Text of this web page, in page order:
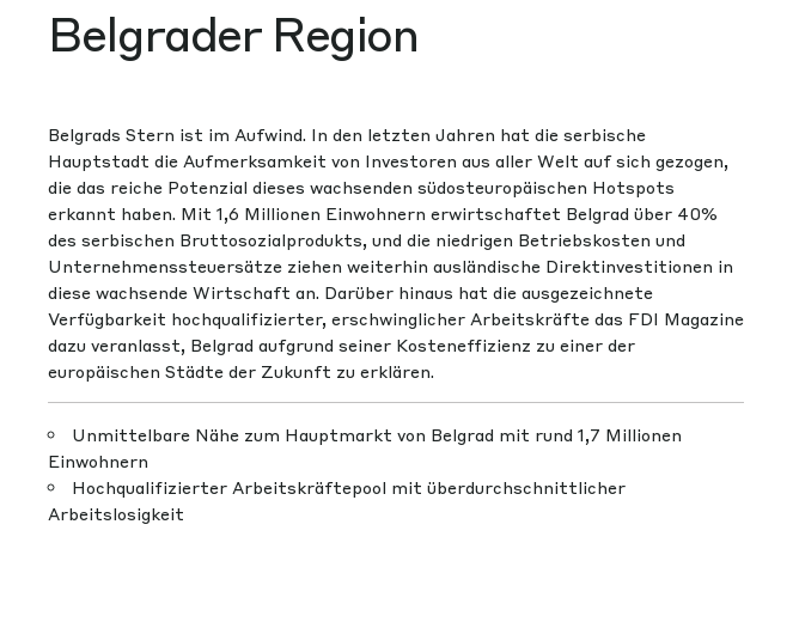
Belgrader Region
Belgrads Stern ist im Aufwind. In den letzten Jahren hat die serbische
Hauptstadt die Aufmerksamkeit von Investoren aus aller Welt auf sich gezogen,
die das reiche Potenzial dieses wachsenden südosteuropäischen Hotspots
erkannt haben. Mit 1,6 Millionen Einwohnern erwirtschaftet Belgrad über 40%
des serbischen Bruttosozialprodukts, und die niedrigen Betriebskosten und
Unternehmenssteuersätze ziehen weiterhin ausländische Direktinvestitionen in
diese wachsende Wirtschaft an. Darüber hinaus hat die ausgezeichnete
Verfügbarkeit hochqualifizierter, erschwinglicher Arbeitskräfte das FDI Magazine
dazu veranlasst, Belgrad aufgrund seiner Kosteneffizienz zu einer der
europäischen Städte der Zukunft zu erklären.
Unmittelbare Nähe zum Hauptmarkt von Belgrad mit rund 1,7 Millionen
Einwohnern
Hochqualifizierter Arbeitskräftepool mit überdurchschnittlicher
Arbeitslosigkeit